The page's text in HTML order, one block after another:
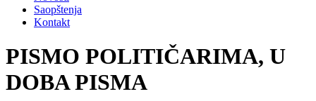
Saopštenja
Kontakt
PISMO POLITIČARIMA, U
DOBA PISMA